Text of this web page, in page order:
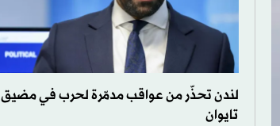
لندن تحذّر من عواقب مدمّرة لحرب في مضيق
تايوان